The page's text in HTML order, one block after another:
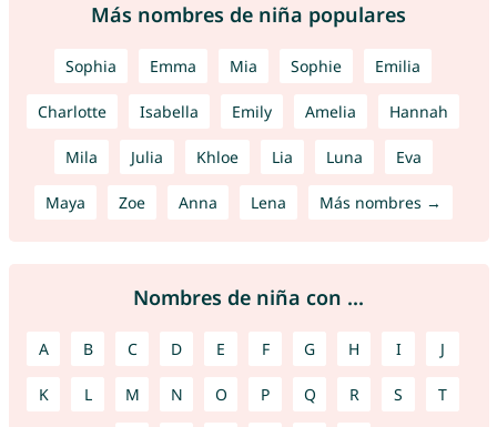
Más nombres de niña populares
Sophia Emma Mia Sophie Emilia
Charlotte Isabella Emily Amelia Hannah
Mila Julia Khloe Lia Luna Eva
Maya Zoe Anna Lena Más nombres →
Nombres de niña con ...
A B C D E F G H I J
K L M N O P Q R S T